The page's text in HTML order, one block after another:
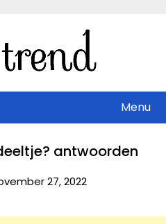
Menu
antwoorden
27, 2022